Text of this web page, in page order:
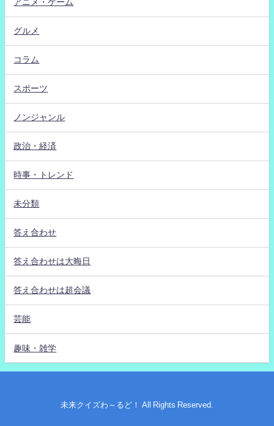
アニメ・ゲーム
グルメ
コラム
スポーツ
ノンジャンル
政治・経済
時事・トレンド
未分類
答え合わせ
答え合わせは大晦日
答え合わせは超会議
芸能
趣味・雑学
未来クイズわ～るど！ All Rights Reserved.